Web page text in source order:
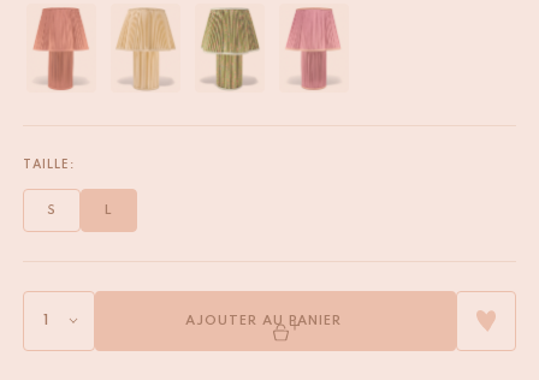
TAILLE:
L
S
AJOUTER AU PANIER